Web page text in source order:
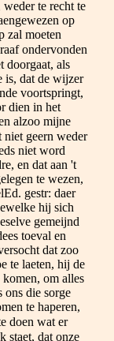
te recht te
op
zal moeten
ondervonden
doorgaat, als
is, dat de wijzer
voortspringt,
dien in het
alzoo mijne
niet geern weder
niet word
en dat aan 't
te wezen,
gestr: daer
hij sich
gemeijnd
toeval en
dat zoo
te laeten, hij de
om alles
ons die sorge
te haperen,
doen wat er
staet, dat onze